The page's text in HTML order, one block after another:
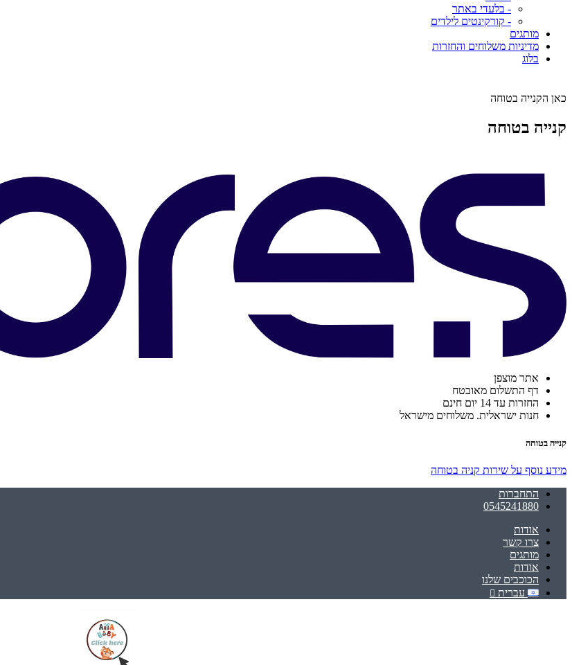
- בלעדי באתר
- קורקינטים לילדים
מותגים
מדיניות משלוחים והחזרות
בלוג
כאן הקנייה בטוחה
קנייה בטוחה
אתר מוצפן
דף התשלום מאובטח
החזרות עד 14 יום חינם
חנות ישראלית. משלוחים מישראל
קנייה בטוחה
מידע נוסף על שירות קניה בטוחה
התחברות
0545241880
אודות
צרו קשר
מותגים
אודות
הכוכבים שלנו
עברית